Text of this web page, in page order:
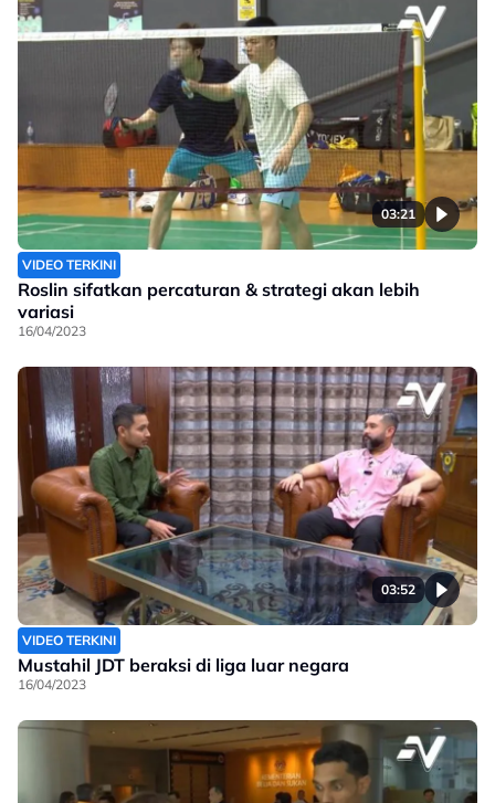
03:21
VIDEO TERKINI
Roslin sifatkan percaturan & strategi akan lebih
variasi
16/04/2023
03:52
VIDEO TERKINI
Mustahil JDT beraksi di liga luar negara
16/04/2023